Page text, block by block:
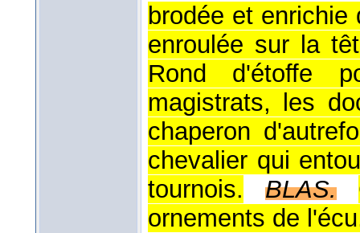
brodée et
enroulée sur la
Rond d'étoffe
magistrats, les
chaperon
chevalier qui
tournois.
BLAS.
ornements de